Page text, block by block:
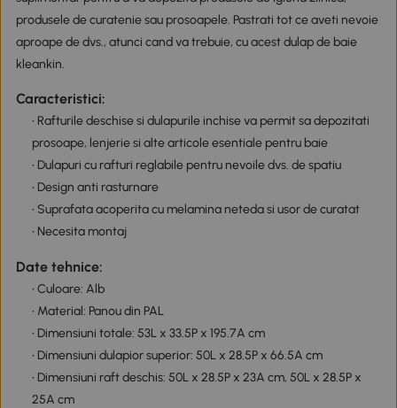
produsele de curatenie sau prosoapele. Pastrati tot ce aveti nevoie
aproape de dvs., atunci cand va trebuie, cu acest dulap de baie
kleankin.
Caracteristici:
• Rafturile deschise si dulapurile inchise va permit sa depozitati
prosoape, lenjerie si alte articole esentiale pentru baie
• Dulapuri cu rafturi reglabile pentru nevoile dvs. de spatiu
• Design anti rasturnare
• Suprafata acoperita cu melamina neteda si usor de curatat
• Necesita montaj
Date tehnice:
• Culoare: Alb
• Material: Panou din PAL
• Dimensiuni totale: 53L x 33.5P x 195.7A cm
• Dimensiuni dulapior superior: 50L x 28.5P x 66.5A cm
• Dimensiuni raft deschis: 50L x 28.5P x 23A cm, 50L x 28.5P x
25A cm